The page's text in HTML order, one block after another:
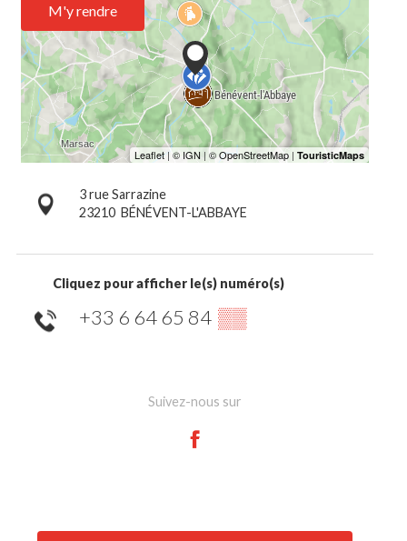
M'y rendre
3 rue Sarrazine
23210 BÉNÉVENT-L'ABBAYE
Cliquez pour afficher le(s) numéro(s)
+33 6 64 65 84 ▒▒
Suivez-nous sur